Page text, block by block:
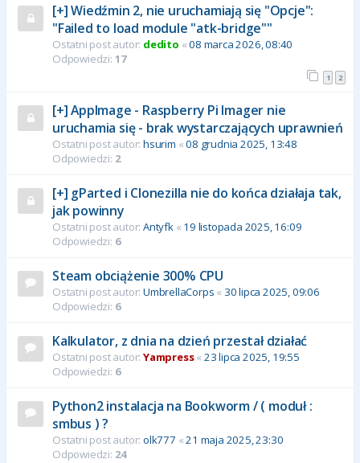
[+] Wiedźmin 2, nie uruchamiają się "Opcje":
"Failed to load module "atk-bridge""
Ostatni post autor: dedito «08 marca 2026, 08:40
Odpowiedzi: 17
1 2
[+] AppImage - Raspberry Pi Imager nie
uruchamia się - brak wystarczających uprawnień
Ostatni post autor: hsurim «08 grudnia 2025, 13:48
Odpowiedzi: 2
[+] gParted i Clonezilla nie do końca działaja tak,
jak powinny
Ostatni post autor: Antyfk« 19 listopada 2025, 16:09
Odpowiedzi: 6
Steam obciążenie 300% CPU
Ostatni post autor: UmbrellaCorps « 30 lipca 2025, 09:06
Odpowiedzi: 6
Kalkulator, z dnia na dzień przestał działać
Ostatni post autor: Yampress« 23 lipca 2025, 19:55
Odpowiedzi: 6
Python2 instalacja na Bookworm / ( moduł :
smbus ) ?
Ostatni post autor: olk777 «21 maja 2025, 23:30
Odpowiedzi: 24